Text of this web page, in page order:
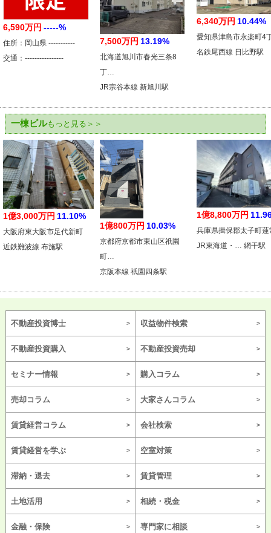
6,590万円 -----%
住所：岡山県 -----------
交通：----------------
7,500万円 13.19%
北海道旭川市春光三条8
丁…
JR宗谷本線 新旭川駅
6,340万円 10.44%
愛知県津島市永楽町4
名鉄尾西線 日比野駅
一棟ビルもっと見る＞＞
1億3,000万円 11.10%
大阪府東大阪市足代新町
近鉄難波線 布施駅
1億800万円 10.03%
京都府京都市東山区祇園
町…
京阪本線 祇園四条駅
1億8,800万円
兵庫県揖保郡太子町蓮
JR東海道・… 網干駅
不動産投資博士 収益物件検索
不動産投資購入 不動産投資売却
セミナー情報 購入コラム
売却コラム 大家さんコラム
賃貸経営コラム 会社検索
賃貸経営を学ぶ 空室対策
滞納・退去 賃貸管理
土地活用 相続・税金
金融・保険 専門家に相談